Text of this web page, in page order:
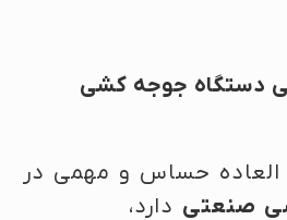
دستگاه جوجه کشی
حساس و مهمی در
صنعتی دارد،